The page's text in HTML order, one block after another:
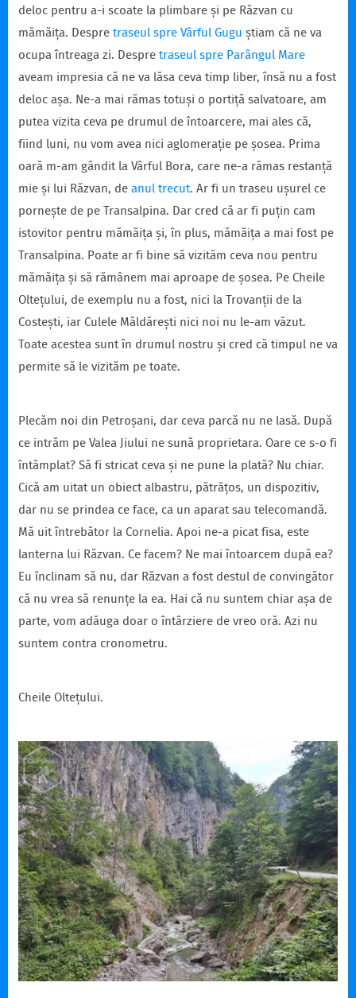
deloc pentru a-i scoate la plimbare și pe Răzvan cu
mămăița. Despretraseul spre Vârful Gugu știam că ne va
ocupa întreaga zi. Despretraseul spre Parângul Mare
aveam impresia că ne va lăsa ceva timp liber, însă nu a fost
deloc așa. Ne-a mai rămas totuși o portiță salvatoare, am
putea vizita ceva pe drumul de întoarcere, mai ales că,
fiind luni, nu vom avea nici aglomerație pe șosea. Prima
oară m-am gândit la Vârful Bora, care ne-a rămas restanță
mie și lui Răzvan, deanul trecut. Ar fi un traseu ușurel ce
pornește de pe Transalpina. Dar cred că ar fi puțin cam
istovitor pentru mămăița și, în plus, mămăița a mai fost pe
Transalpina. Poate ar fi bine să vizităm ceva nou pentru
mămăița și să rămânem mai aproape de șosea. Pe Cheile
Oltețului, de exemplu nu a fost, nici la Trovanții de la
Costești, iar Culele Măldărești nici noi nu le-am văzut.
Toate acestea sunt în drumul nostru și cred că timpul ne va
permite să le vizităm pe toate.
Plecăm noi din Petroșani, dar ceva parcă nu ne lasă. După
ce intrăm pe Valea Jiului ne sună proprietara. Oare ce s-o fi
întâmplat? Să fi stricat ceva și ne pune la plată? Nu chiar.
Cică am uitat un obiect albastru, pătrățos, un dispozitiv,
dar nu se prindea ce face, ca un aparat sau telecomandă.
Mă uit întrebător la Cornelia. Apoi ne-a picat fisa, este
lanterna lui Răzvan. Ce facem? Ne mai întoarcem după ea?
Eu înclinam să nu, dar Răzvan a fost destul de convingător
că nu vrea să renunțe la ea. Hai că nu suntem chiar așa de
parte, vom adăuga doar o întârziere de vreo oră. Azi nu
suntem contra cronometru.
Cheile Oltețului.